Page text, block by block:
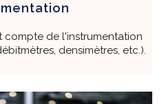
compte de l'instrumentation
densimètres, etc.).